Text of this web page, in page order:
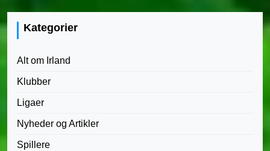
Kategorier
Alt om Irland
Klubber
Ligaer
Nyheder og Artikler
Spillere